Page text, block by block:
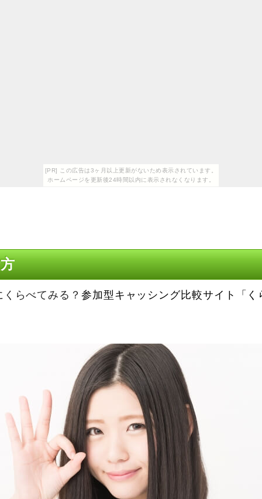
[PR] この広告は3ヶ月以上更新がないため表示されています。
ホームページを更新後24時間以内に表示されなくなります。
らべてみる？ 参加型キャッシング比較サイト「く